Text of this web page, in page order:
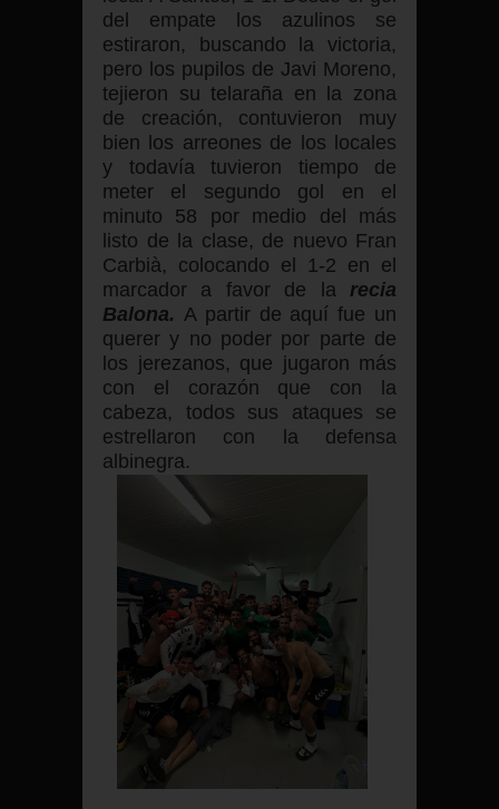
del empate los azulinos se
estiraron, buscando la victoria,
pero los pupilos de Javi Moreno,
tejieron su telaraña en la zona
de creación, contuvieron muy
bien los arreones de los locales
y todavía tuvieron tiempo de
meter el segundo gol en el
minuto 58 por medio del más
listo de la clase, de nuevo Fran
Carbià, colocando el 1-2 en el
marcador a favor de la recia
Balona. A partir de aquí fue un
querer y no poder por parte de
los jerezanos, que jugaron más
con el corazón que con la
cabeza, todos sus ataques se
estrellaron con la defensa
albinegra.